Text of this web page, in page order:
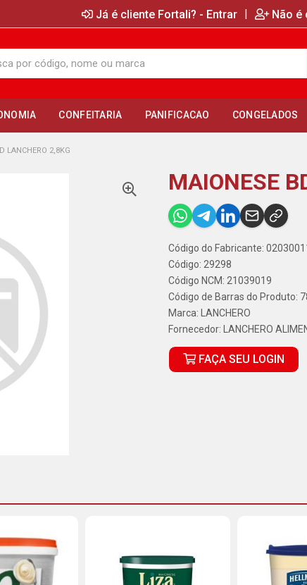
Já é cliente Fortali? - Entrar | Não é
CONFEITARIA PANIFICACAO CONGELADOS
LANCHERO 2,8KG
MAIONESE
Código do Fabricante:
Código: 29298
Código NCM: 21039019
Código de Barras do Produto:
Marca:
LANCHERO
Fornecedor:
LANCHERO
FAÇA SEU LOGIN